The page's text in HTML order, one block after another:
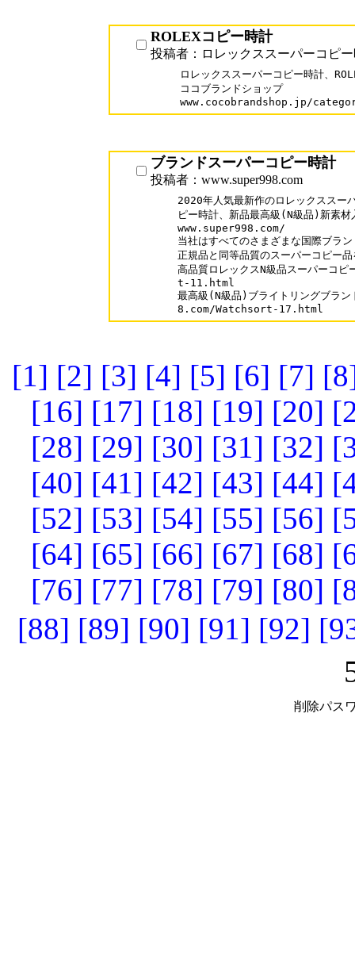
ROLEXコピー時計
投稿者：ロレックススーパーコピ
ロレックススーパーコピー時計、
ココブランドショップ
www.cocobrandshop.jp/
ブランドスーパーコピー時計
投稿者：www.super998.com
2020年人気最新作のロレックススー
ピー時計、新品最高級(N級品)新素材
www.super998.com/
当社はすべてのさまざまな国際ブラ
正規品と同等品質のスーパーコピー
高品質ロレックスN級品スーパー
t-11.html
最高級(N級品)ブライトリングブラ
[1] [2] [3] [4] [5] [6] [7]
[16] [17] [18] [19] [20]
[28] [29] [30] [31] [32]
[40] [41] [42] [43] [44]
[52] [53] [54] [55] [56]
[64] [65] [66] [67] [68]
[76] [77] [78] [79] [80]
[88] [89] [90] [91] [92]
削除パス